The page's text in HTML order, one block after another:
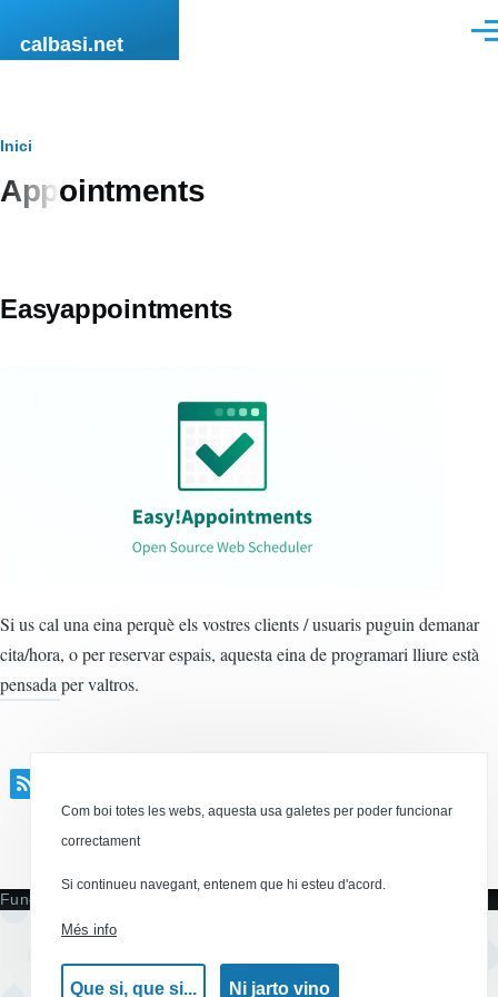
calbasi.net
Fil
d'ariadna
Inici
Appointments
Easyappointments
Si us cal una eina perquè els vostres clients / usuaris puguin demanar
cita/hora, o per reservar espais, aquesta eina de programari lliure està
pensada per valtros.
Canal RSS
Funciona amb
Com boi totes les webs, aquesta usa galetes per poder funcionar
correctament
Si continueu navegant, entenem que hi esteu d'acord.
Més info
Que si, que si... Ni jarto vino